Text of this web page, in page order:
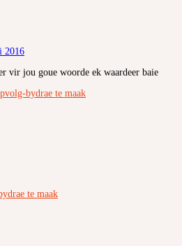
2016
vir jou goue woorde ek waardeer baie
bydrae te maak
te maak